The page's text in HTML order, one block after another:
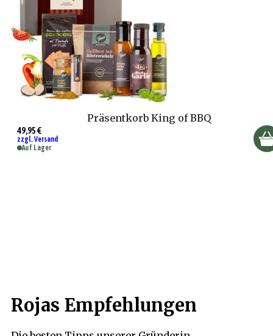
Präsentkorb King of BBQ
49,95 €
zzgl. Versand
Auf Lager
Rojas Empfehlungen